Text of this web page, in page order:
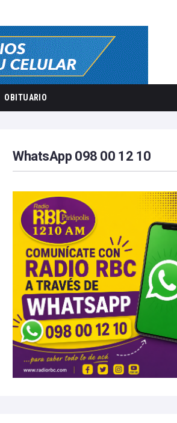
OBITUARIO
WhatsApp 098 00 12 10